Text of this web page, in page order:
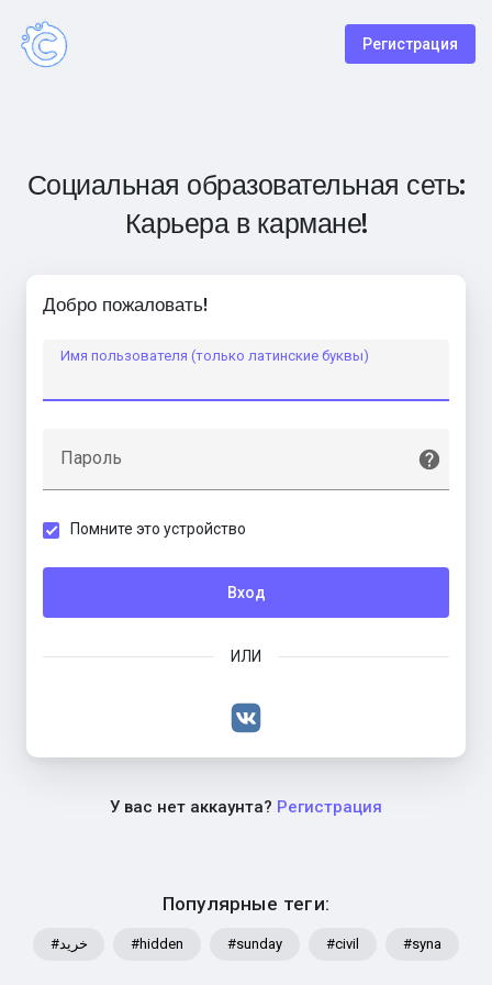
Регистрация
Социальная образовательная сеть:
Карьера в кармане!
Популярные теги:
#خرید #hidden #sunday #civil #syna
Добро пожаловать!
Имя пользователя (только латинские буквы)
Пароль
Помните это устройство
Вход
ИЛИ
У вас нет аккаунта? Регистрация